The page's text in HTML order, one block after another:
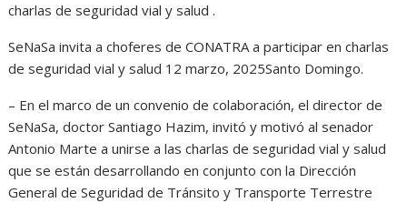
charlas de seguridad vial y salud .
SeNaSa invita a choferes de CONATRA a participar en charlas
de seguridad vial y salud 12 marzo, 2025Santo Domingo.
– En el marco de un convenio de colaboración, el director de
SeNaSa, doctor Santiago Hazim, invitó y motivó al senador
Antonio Marte a unirse a las charlas de seguridad vial y salud
que se están desarrollando en conjunto con la Dirección
General de Seguridad de Tránsito y Transporte Terrestre